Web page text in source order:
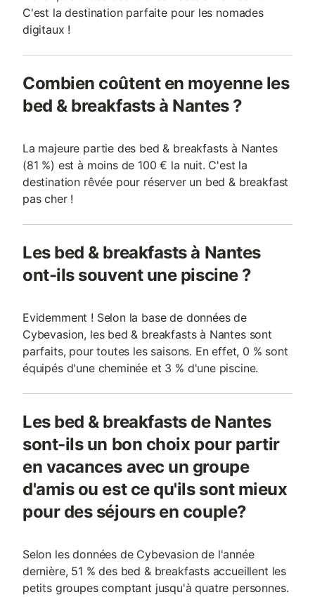
C'est la destination parfaite pour les nomades
digitaux !
Combien coûtent en moyenne les
bed & breakfasts à Nantes ?
La majeure partie des bed & breakfasts à Nantes
(81 %) est à moins de 100 € la nuit. C'est la
destination rêvée pour réserver un bed & breakfast
pas cher !
Les bed & breakfasts à Nantes
ont-ils souvent une piscine ?
Evidemment ! Selon la base de données de
Cybevasion, les bed & breakfasts à Nantes sont
parfaits, pour toutes les saisons. En effet, 0 % sont
équipés d'une cheminée et 3 % d'une piscine.
Les bed & breakfasts de Nantes
sont-ils un bon choix pour partir
en vacances avec un groupe
d'amis ou est ce qu'ils sont mieux
pour des séjours en couple?
Selon les données de Cybevasion de l'année
dernière, 51 % des bed & breakfasts accueillent les
petits groupes comptant jusqu'à quatre personnes.